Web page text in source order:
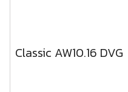
Classic AW10.16 DVG